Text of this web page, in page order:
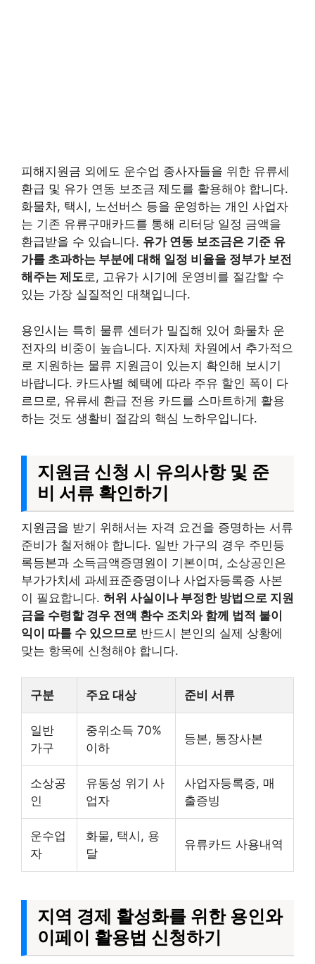
피해지원금 외에도 운수업 종사자들을 위한 유류세
환급 및 유가 연동 보조금 제도를 활용해야 합니다.
화물차, 택시, 노선버스 등을 운영하는 개인 사업자
는 기존 유류구매카드를 통해 리터당 일정 금액을
환급받을 수 있습니다. 유가 연동 보조금은 기준 유
가를 초과하는 부분에 대해 일정 비율을 정부가 보전
해주는 제도로, 고유가 시기에 운영비를 절감할 수
있는 가장 실질적인 대책입니다.
용인시는 특히 물류 센터가 밀집해 있어 화물차 운
전자의 비중이 높습니다. 지자체 차원에서 추가적으
로 지원하는 물류 지원금이 있는지 확인해 보시기
바랍니다. 카드사별 혜택에 따라 주유 할인 폭이 다
르므로, 유류세 환급 전용 카드를 스마트하게 활용
하는 것도 생활비 절감의 핵심 노하우입니다.
지원금 신청 시 유의사항 및 준
비 서류 확인하기
지원금을 받기 위해서는 자격 요건을 증명하는 서류
준비가 철저해야 합니다. 일반 가구의 경우 주민등
록등본과 소득금액증명원이 기본이며, 소상공인은
부가가치세 과세표준증명이나 사업자등록증 사본
이 필요합니다. 허위 사실이나 부정한 방법으로 지원
금을 수령할 경우 전액 환수 조치와 함께 법적 불이
익이 따를 수 있으므로 반드시 본인의 실제 상황에
맞는 항목에 신청해야 합니다.
구분 주요 대상 준비 서류
일반
가구
중위소득 70%
이하
등본, 통장사본
소상공
인
유동성 위기 사
업자
사업자등록증, 매
출증빙
운수업
자
화물, 택시, 용
달
유류카드 사용내역
지역 경제 활성화를 위한 용인와
이페이 활용법 신청하기